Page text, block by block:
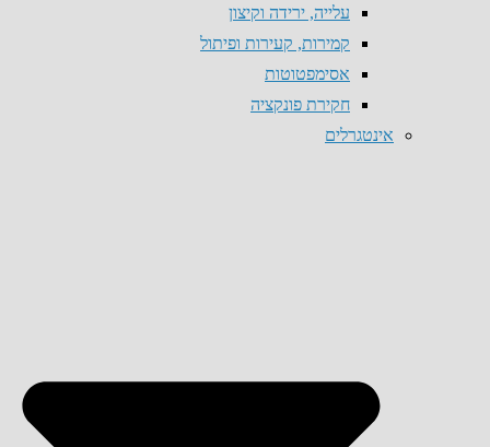
עלייה, ירידה וקיצון
קמירות, קעירות ופיתול
אסימפטוטות
חקירת פונקציה
אינטגרלים